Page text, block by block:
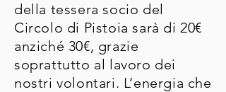
della tessera socio del
Circolo di Pistoia sarà di 20€
anziché 30€, grazie
soprattutto al lavoro dei
nostri volontari. L’energia che